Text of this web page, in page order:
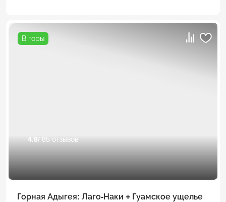
В горы
4.8/ 85 отзывов
Горная Адыгея: Лаго-Наки + Гуамское ущелье